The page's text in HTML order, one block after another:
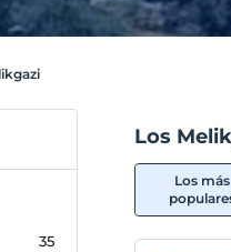
35
Los
Los más